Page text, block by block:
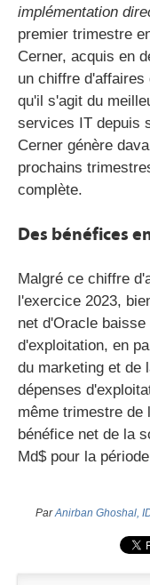
implémentation
premier trimestre
Cerner, acquis en
un chiffre
qu'il s'agit du
services IT depuis
Cerner génère
prochains
complète.
Des bénéfices
Malgré ce chiffre
l'exercice 2023,
net d'Oracle
d'exploitation, en
du marketing et de
dépenses
même trimestre de
bénéfice net de la
Md$ pour la
ParAnirban Ghoshal,